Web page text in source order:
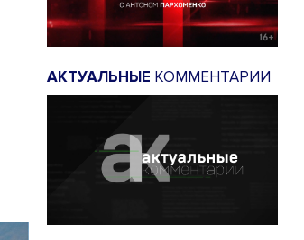
АКТУАЛЬНЫЕ КОММЕНТАРИИ